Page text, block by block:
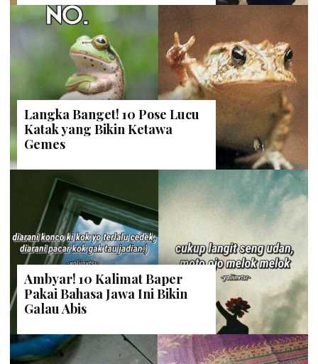
Langka Banget! 10 Pose Lucu
Katak yang Bikin Ketawa
Gemes
Ambyar! 10 Kalimat Baper
Pakai Bahasa Jawa Ini Bikin
Galau Abis